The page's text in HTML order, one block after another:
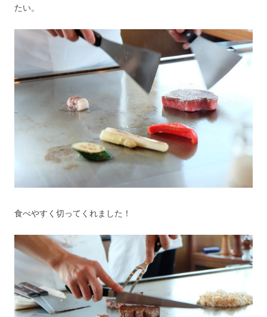
たい。
食べやすく切ってくれました！